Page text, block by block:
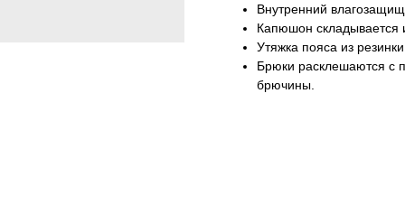
Внутренний
Капюшон складывается
Утяжка пояса из
Брюки расклешаются с
брючины.